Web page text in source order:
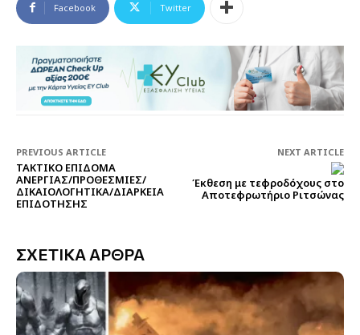
Facebook Twitter
PREVIOUS ARTICLE
ΤΑΚΤΙΚΟ ΕΠΙΔΟΜΑ
ΑΝΕΡΓΙΑΣ/ΠΡΟΘΕΣΜΙΕΣ/
ΔΙΚΑΙΟΛΟΓΗΤΙΚΑ/ΔΙΑΡΚΕΙΑ
ΕΠΙΔΟΤΗΣΗΣ
NEXT ARTICLE
Έκθεση με τεφροδόχους στο
Αποτεφρωτήριο Ριτσώνας
ΣΧΕΤΙΚΑ ΑΡΘΡΑ